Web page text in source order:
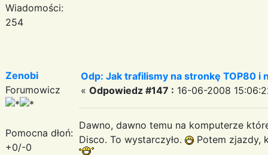
Wiadomości:
254
Zenobi
Forumowicz
Pomocna dłoń:
+0/-0
Odp: Jak trafilismy na stronkę TOP80 i
« Odpowiedz #147 : 16-06-2008
Dawno, dawno temu na komputerze
Disco. To wystarczyło.
Potem zjazdy,